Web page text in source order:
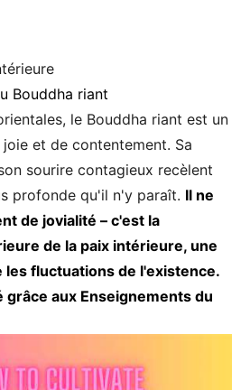
Bouddha riant
le Bouddha riant est un
et de contentement. Sa
sourire contagieux recèlent
profonde qu'il n'y paraît. Il ne
de jovialité – c'est la
de la paix intérieure, une
les fluctuations de l'existence.
grâce aux Enseignements du